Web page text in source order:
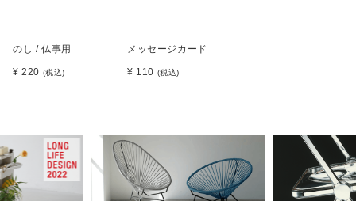
のし / 仏事用
¥ 220 (税込)
メッセージカード
¥ 110 (税込)